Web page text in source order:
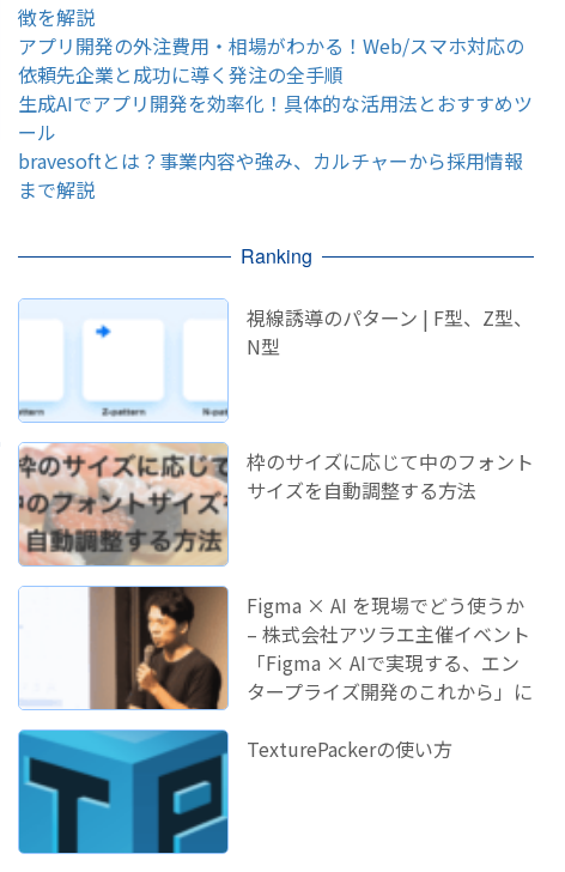
徴を解説
アプリ開発の外注費用・相場がわかる！Web/スマホ対応の
依頼先企業と成功に導く発注の全手順
生成AIでアプリ開発を効率化！具体的な活用法とおすすめツ
ール
bravesoftとは？事業内容や強み、カルチャーから採用情報
まで解説
Ranking
視線誘導のパターン | F型、Z型、
N型
枠のサイズに応じて中のフォント
サイズを自動調整する方法
Figma × AI を現場でどう使うか
– 株式会社アツラエ主催イベント
「Figma × AIで実現する、エン
タープライズ開発のこれから」に
TexturePackerの使い方